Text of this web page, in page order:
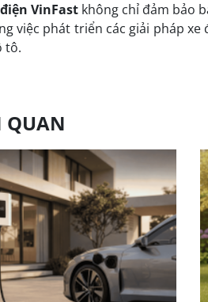
VinFastkhông chỉ đảm bảo
việc phát triển các giải pháp
tô.
QUAN